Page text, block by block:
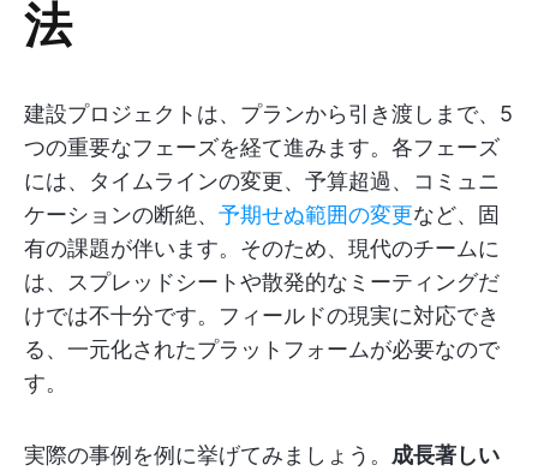
法
建設プロジェクトは、プランから引き渡しまで、5
つの重要なフェーズを経て進みます。各フェーズ
には、タイムラインの変更、予算超過、コミュニ
ケーションの断絶、 予期せぬ範囲の変更など、固
有の課題が伴います。そのため、現代のチームに
は、スプレッドシートや散発的なミーティングだ
けでは不十分です。フィールドの現実に対応でき
る、一元化されたプラットフォームが必要なので
す。
実際の事例を例に挙げてみましょう。 成長著しい